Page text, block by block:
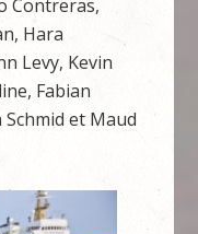
Contreras,
Hara
Levy, Kevin
Fabian
et Maud